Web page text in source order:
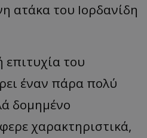
ατάκα του Ιορδανίδη
επιτυχία του
έναν πάρα πολύ
δομημένο
χαρακτηριστικά,